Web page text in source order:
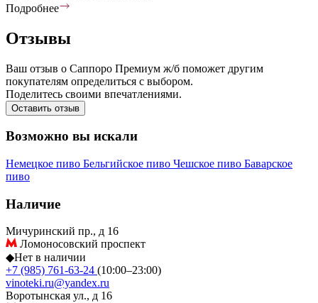
Подробнее
Отзывы
Ваш отзыв о Саппоро Премиум ж/б поможет другим
покупателям определиться с выбором.
Поделитесь своими впечатлениями.
Оставить отзыв
Возможно вы искали
Немецкое пиво Бельгийское пиво Чешское пиво Баварское
пиво
Наличие
Мичуринский пр., д 16
Ломоносовский проспект
◆Нет в наличии
+7 (985) 761-63-24 (10:00–23:00)
vinoteki.ru@yandex.ru
Воротынская ул., д 16